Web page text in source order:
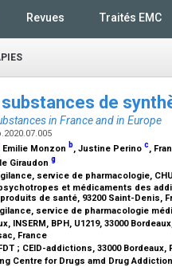
Revues Traités EMC
de
in France and in Europe
Emilie Monzon b, Justine Perino c,
Giraudon g
service de pharmacologie,
et médicaments des
de santé, 93200 Saint-Denis,
service de pharmacologie
INSERM, BPH, U1219, 33000
France
; CEID-addictions, 33000 Bordeaux,
Centre for Drugs amd Drug